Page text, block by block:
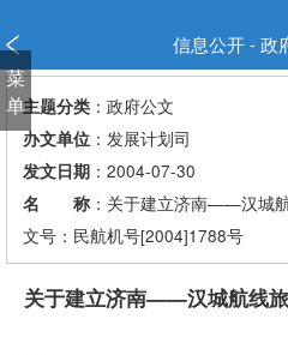
信息公开 - 政
菜
单主题分类：政府公文
办文单位：发展计划司
发文日期：2004-07-30
名 称：关于建立济南——汉城
文号：民航机号[2004]1788号
关于建立济南——汉城航线
窗
口
打
开
明